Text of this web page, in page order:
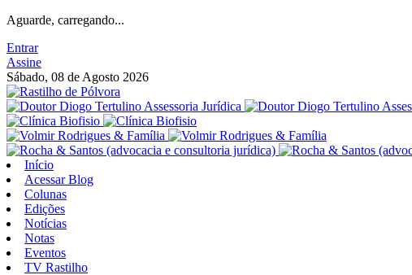
Aguarde, carregando...
Entrar
Assine
Sábado, 08 de Agosto 2026
Início
Acessar Blog
Colunas
Edições
Notícias
Notas
Eventos
TV Rastilho